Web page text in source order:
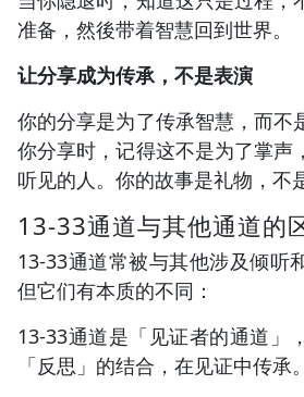
准备，然後带着智慧回到世界。
让分享成为传承，不是表演
你的分享是为了传承智慧，而不
你分享时，记得这不是为了掌声
听见的人。你的故事是礼物，不
13-33通道与其他通道的
13-33通道常被与其他涉及倾听
但它们有本质的不同：
13-33通道是「见证者的通道」
「反思」的结合，在见证中传承。